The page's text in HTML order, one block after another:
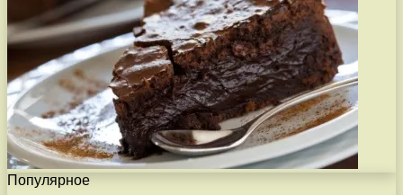
Популярное